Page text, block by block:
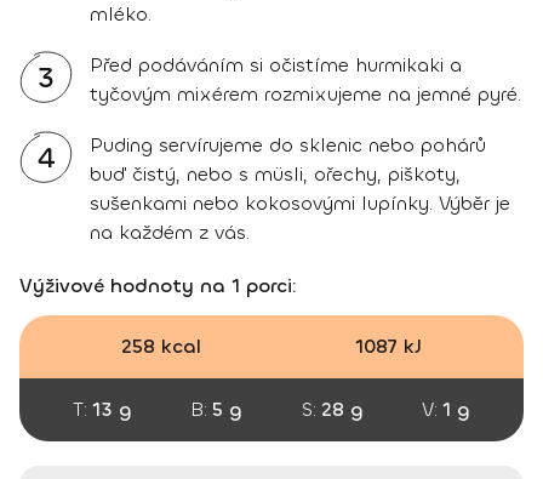
mléko.
3
Před podáváním si očistíme hurmikaki a
tyčovým mixérem rozmixujeme na jemné pyré.
4
Puding servírujeme do sklenic nebo pohárů
buď čistý, nebo s müsli, ořechy, piškoty,
sušenkami nebo kokosovými lupínky. Výběr je
na každém z vás.
Výživové hodnoty na 1 porci:
258 kcal 1087 kJ
T: 13 g B: 5 g S: 28 g V: 1 g